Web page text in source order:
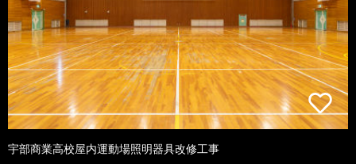
宇部商業高校屋内運動場照明器具改修工事